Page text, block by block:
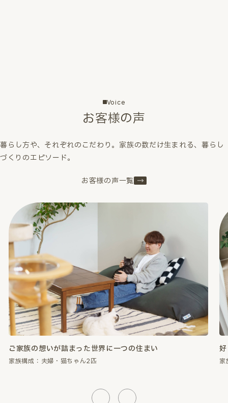
Voice
お客様の声
暮らし方や、それぞれのこだわり。家族の数だけ生まれる、暮らし
づくりのエピソード。
お客様の声一覧
好きなものに囲まれて、心が満たされる暮らし。
家族構成：夫婦・猫ちゃん2匹 家